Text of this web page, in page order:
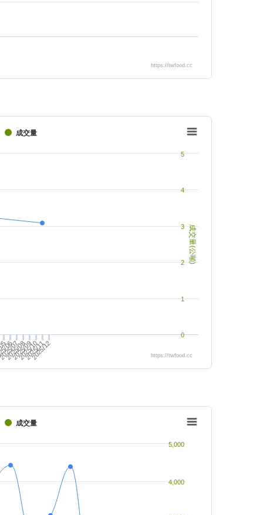
https://twfood.cc
成交量(公噸)
成交量
0607
2025/08
2025/09
2025/10
2025/11
2025/12
0
1
2
3
4
5
https://twfood.cc
成交量
4,000
5,000